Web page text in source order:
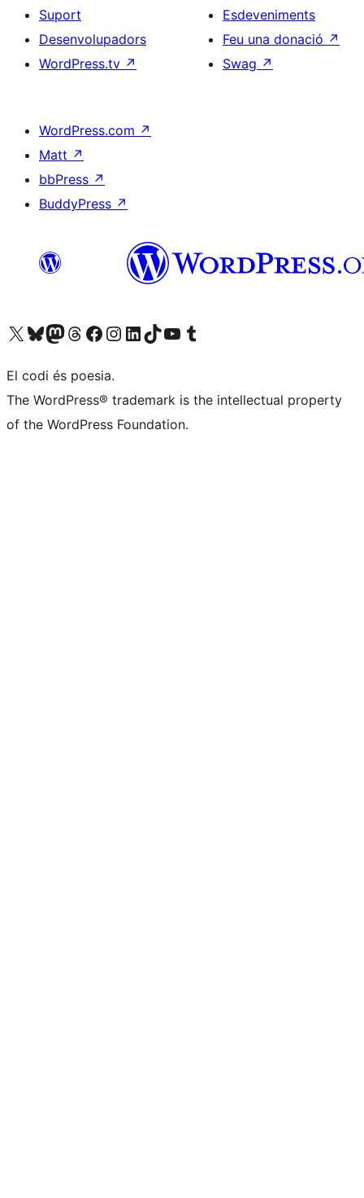
Suport
Desenvolupadors
WordPress.tv ↗
Esdeveniments
Feu una donació ↗
Swag ↗
WordPress.com ↗
Matt ↗
bbPress ↗
BuddyPress ↗
Visiteu el nostre compte X (abans Twitter)
Visiteu el nostre compte de Bluesky
Visiteu el nostre compte al Mastodon
Visiteu el nostre compte de Threads
Visiteu la nostra pàgina al Facebook
Visiteu el nostre compte d'Instagram
Visiteu el nostre compte de LinkedIn
Visiteu el nostre compte de TikTok
Visiteu el nostre canal al YouTube
Visiteu el nostre compte de Tumblr
El codi és poesia.
The WordPress® trademark is the intellectual property
of the WordPress Foundation.